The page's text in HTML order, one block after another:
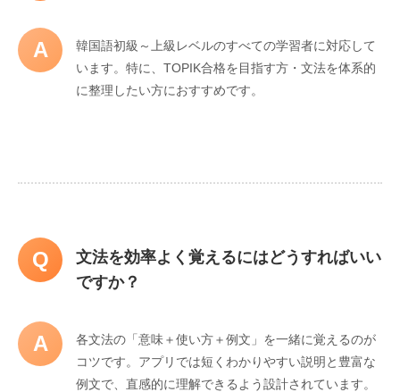
A
韓国語初級～上級レベルのすべての学習者に対応して
います。特に、TOPIK合格を目指す方・文法を体系的
に整理したい方におすすめです。
Q
文法を効率よく覚えるにはどうすればいい
ですか？
A
各文法の「意味＋使い方＋例文」を一緒に覚えるのが
コツです。アプリでは短くわかりやすい説明と豊富な
例文で、直感的に理解できるよう設計されています。